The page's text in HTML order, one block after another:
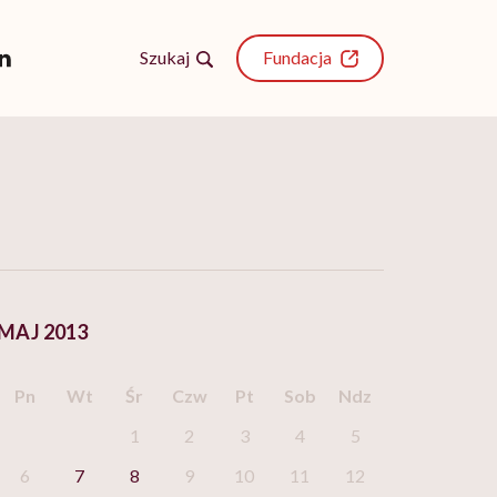
Szukaj Fundacja
2013
Pn Wt Śr Czw Pt Sob
Ndz
1
2 3 4
5
6
7 8 9 10 11
12